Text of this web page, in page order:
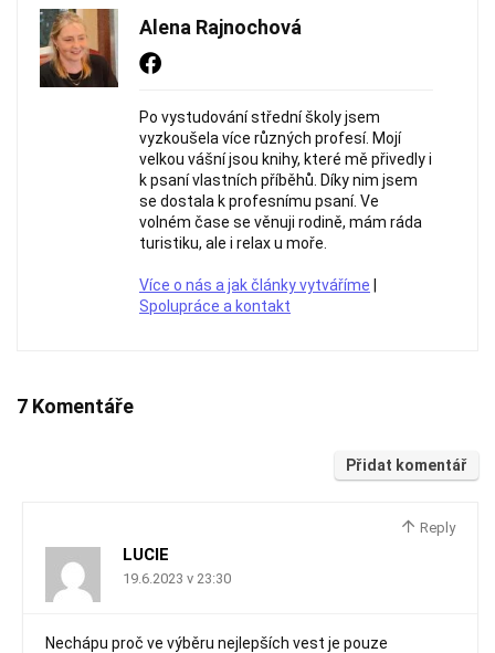
Alena Rajnochová
Po vystudování střední školy jsem
vyzkoušela více různých profesí. Mojí
velkou vášní jsou knihy, které mě přivedly i
k psaní vlastních příběhů. Díky nim jsem
se dostala k profesnímu psaní. Ve
volném čase se věnuji rodině, mám ráda
turistiku, ale i relax u moře.
Více o nás a jak články vytváříme
Spolupráce a kontakt
7 Komentáře
Přidat komentář
Reply
LUCIE
19.6.2023 v 23:30
Nechápu proč ve výběru nejlepších vest je pouze